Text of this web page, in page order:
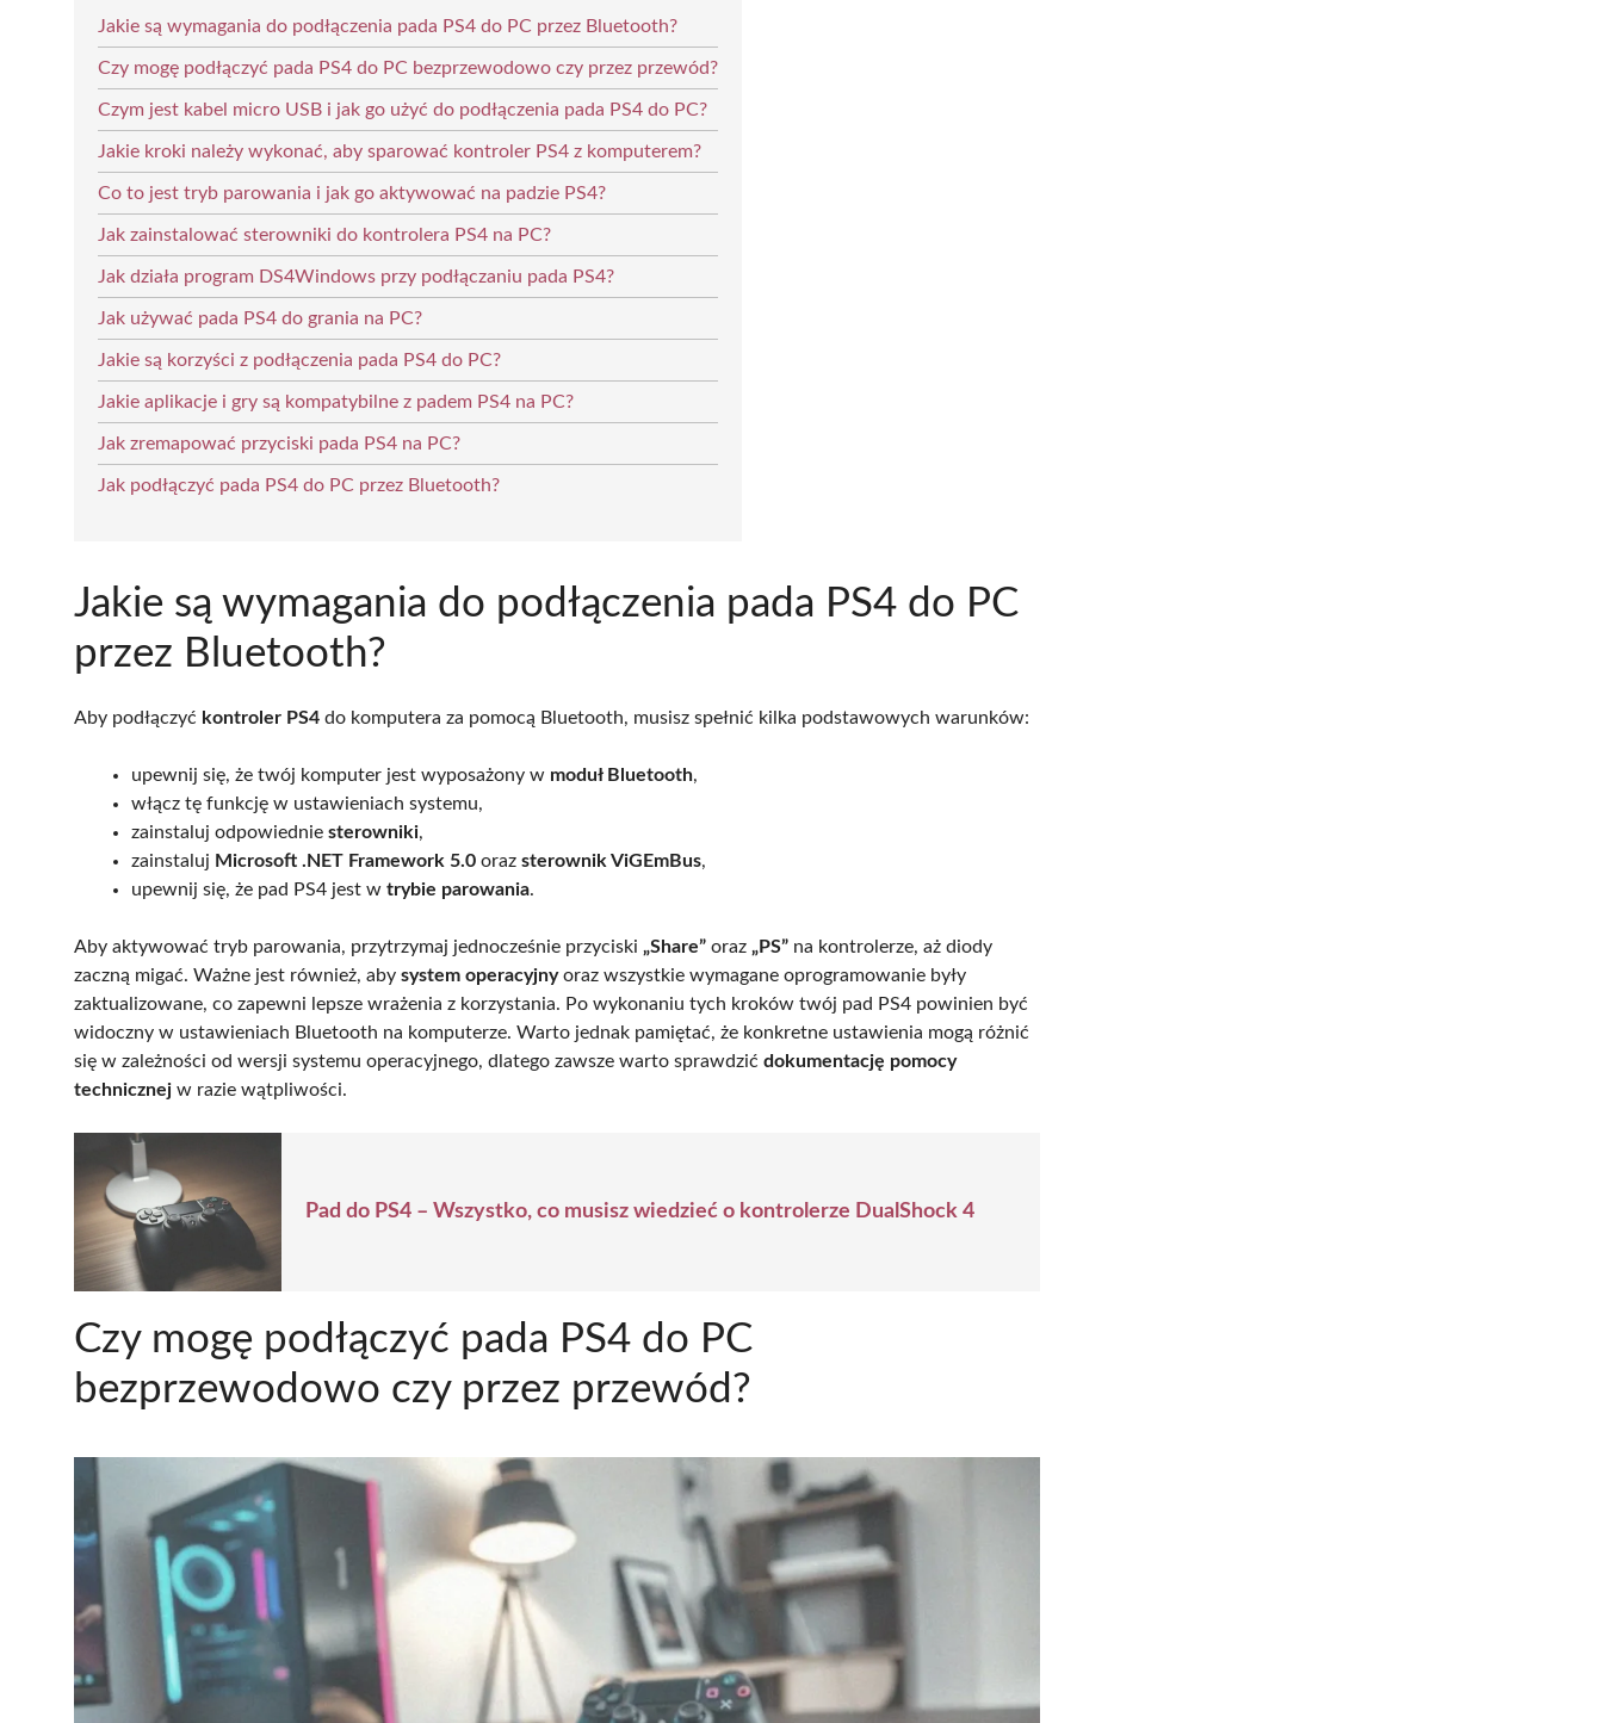
Jakie są wymagania do podłączenia pada PS4 do PC przez Bluetooth?
Czy mogę podłączyć pada PS4 do PC bezprzewodowo czy przez przewód?
Czym jest kabel micro USB i jak go użyć do podłączenia pada PS4 do PC?
Jakie kroki należy wykonać, aby sparować kontroler PS4 z komputerem?
Co to jest tryb parowania i jak go aktywować na padzie PS4?
Jak zainstalować sterowniki do kontrolera PS4 na PC?
Jak działa program DS4Windows przy podłączaniu pada PS4?
Jak używać pada PS4 do grania na PC?
Jakie są korzyści z podłączenia pada PS4 do PC?
Jakie aplikacje i gry są kompatybilne z padem PS4 na PC?
Jak zremapować przyciski pada PS4 na PC?
Jak podłączyć pada PS4 do PC przez Bluetooth?
Jakie są wymagania do podłączenia pada PS4 do PC
przez Bluetooth?
Aby podłączyć kontroler PS4 do komputera za pomocą Bluetooth, musisz spełnić kilka podstawowych warunków:
upewnij się, że twój komputer jest wyposażony w moduł Bluetooth,
włącz tę funkcję w ustawieniach systemu,
zainstaluj odpowiednie sterowniki,
zainstaluj Microsoft .NET Framework 5.0 oraz sterownik ViGEmBus,
upewnij się, że pad PS4 jest w trybie parowania.
Aby aktywować tryb parowania, przytrzymaj jednocześnie przyciski „Share” oraz „PS” na kontrolerze, aż diody
zaczną migać. Ważne jest również, aby system operacyjnyoraz wszystkie wymagane oprogramowanie były
zaktualizowane, co zapewni lepsze wrażenia z korzystania. Po wykonaniu tych kroków twój pad PS4 powinien być
widoczny w ustawieniach Bluetooth na komputerze. Warto jednak pamiętać, że konkretne ustawienia mogą różnić
się w zależności od wersji systemu operacyjnego, dlatego zawsze warto sprawdzić dokumentację pomocy
technicznej w razie wątpliwości.
Pad do PS4 – Wszystko, co musisz wiedzieć o kontrolerze DualShock 4
Czy mogę podłączyć pada PS4 do PC
bezprzewodowo czy przez przewód?